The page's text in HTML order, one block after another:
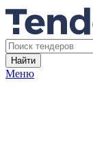
Найти
Меню